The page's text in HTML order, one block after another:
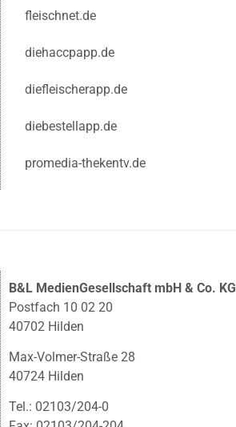
fleischnet.de
diehaccpapp.de
diefleischerapp.de
diebestellapp.de
promedia-thekentv.de
B&L MedienGesellschaft mbH & Co. KG
Postfach 10 02 20
40702 Hilden
Max-Volmer-Straße 28
40724 Hilden
Tel.: 02103/204-0